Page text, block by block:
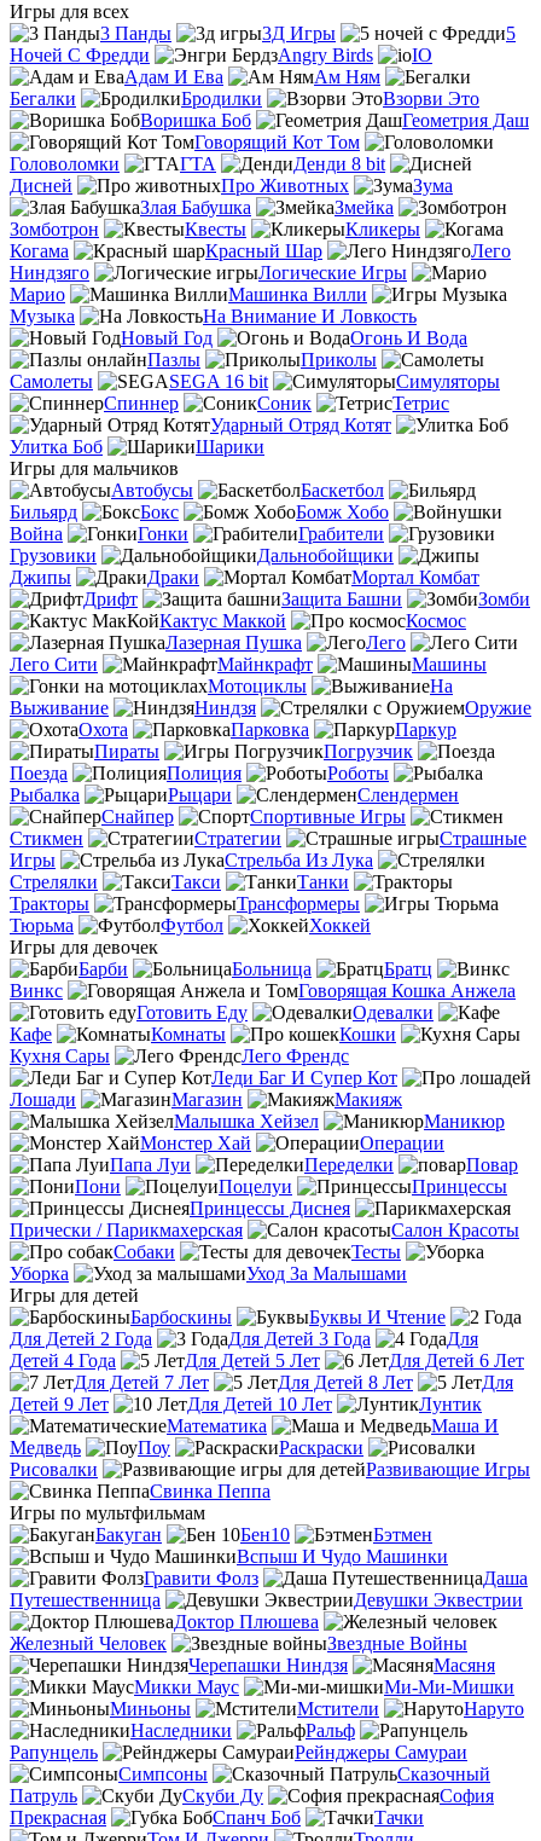
Игры для всех
3 Панды
3Д Игры
5
Ночей С Фредди
Angry Birds
IO
Адам И Ева
Ам Ням
Бегалки
Бродилки
Взорви Это
Воришка Боб
Геометрия Даш
Говорящий Кот Том
Головоломки
ГТА
Денди 8 bit
Дисней
Про Животных
Зума
Злая Бабушка
Змейка
Зомботрон
Квесты
Кликеры
Когама
Красный Шар
Лего
Ниндзяго
Логические Игры
Марио
Машинка Вилли
Музыка
На Внимание И Ловкость
Новый Год
Огонь И Вода
Пазлы
Приколы
Самолеты
SEGA 16 bit
Симуляторы
Спиннер
Соник
Тетрис
Ударный Отряд Котят
Улитка Боб
Шарики
Игры для мальчиков
Автобусы
Баскетбол
Бильярд
Бокс
Бомж Хобо
Война
Гонки
Грабители
Грузовики
Дальнобойщики
Джипы
Драки
Мортал Комбат
Дрифт
Защита Башни
Зомби
Кактус Маккой
Космос
Лазерная Пушка
Лего
Лего Сити
Майнкрафт
Машины
Мотоциклы
На
Выживание
Ниндзя
Оружие
Охота
Парковка
Паркур
Пираты
Погрузчик
Поезда
Полиция
Роботы
Рыбалка
Рыцари
Слендермен
Снайпер
Спортивные Игры
Стикмен
Стратегии
Страшные
Игры
Стрельба Из Лука
Стрелялки
Такси
Танки
Тракторы
Трансформеры
Тюрьма
Футбол
Хоккей
Игры для девочек
Барби
Больница
Братц
Винкс
Говорящая Кошка Анжела
Готовить Еду
Одевалки
Кафе
Комнаты
Кошки
Кухня Сары
Лего Френдс
Леди Баг И Супер Кот
Лошади
Магазин
Макияж
Малышка Хейзел
Маникюр
Монстер Хай
Операции
Папа Луи
Переделки
Повар
Пони
Поцелуи
Принцессы
Принцессы Диснея
Прически / Парикмахерская
Салон Красоты
Собаки
Тесты
Уборка
Уход За Малышами
Игры для детей
Барбоскины
Буквы И Чтение
Для Детей 2 Года
Для Детей 3 Года
Для
Детей 4 Года
Для Детей 5 Лет
Для Детей 6 Лет
Для Детей 7 Лет
Для Детей 8 Лет
Для
Детей 9 Лет
Для Детей 10 Лет
Лунтик
Математика
Маша И
Медведь
Поу
Раскраски
Рисовалки
Развивающие Игры
Свинка Пеппа
Игры по мультфильмам
Бакуган
Бен10
Бэтмен
Вспыш И Чудо Машинки
Гравити Фолз
Даша
Путешественница
Девушки Эквестрии
Доктор Плюшева
Железный Человек
Звездные Войны
Черепашки Ниндзя
Масяня
Микки Маус
Ми-Ми-Мишки
Миньоны
Мстители
Наруто
Наследники
Ральф
Рапунцель
Рейнджеры Самураи
Симпсоны
Сказочный
Патруль
Скуби Ду
София
Прекрасная
Спанч Боб
Тачки